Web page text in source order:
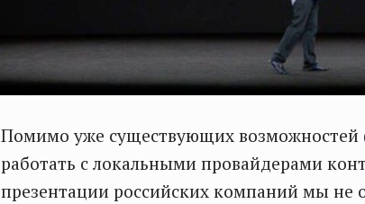
Помимо уже существующих возможностей
работать с локальными провайдерами
презентации российских компаний мы не